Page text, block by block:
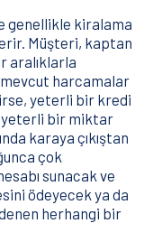
genellikle kiralama
Müşteri, kaptan
aralıklarla
harcamalar
yeterli bir kredi
yeterli bir miktar
karaya çıkıştan
çok
sunacak ve
ödeyecek ya da
herhangi bir